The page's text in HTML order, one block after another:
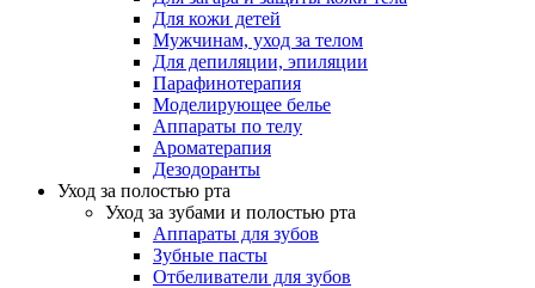
Для кожи детей
Мужчинам, уход за телом
Для депиляции, эпиляции
Парафинотерапия
Моделирующее белье
Аппараты по телу
Ароматерапия
Дезодоранты
Уход за полостью рта
Уход за зубами и полостью рта
Аппараты для зубов
Зубные пасты
Отбеливатели для зубов